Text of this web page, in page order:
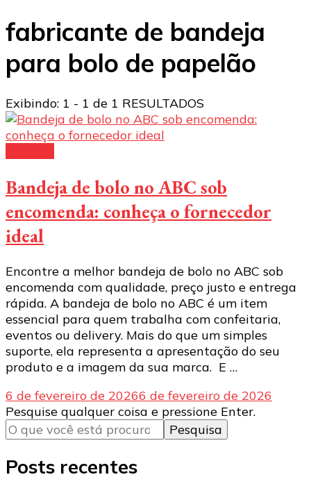
fabricante de bandeja
para bolo de papelão
Exibindo: 1 - 1 de 1 RESULTADOS
Bandeja de bolo no ABC sob
encomenda: conheça o fornecedor
ideal
Encontre a melhor bandeja de bolo no ABC sob
encomenda com qualidade, preço justo e entrega
rápida. A bandeja de bolo no ABC é um item
essencial para quem trabalha com confeitaria,
eventos ou delivery. Mais do que um simples
suporte, ela representa a apresentação do seu
produto e a imagem da sua marca. E …
6 de fevereiro de 20266 de fevereiro de 2026
Procurando
algo?
Pesquise qualquer coisa e pressione Enter.
Posts recentes